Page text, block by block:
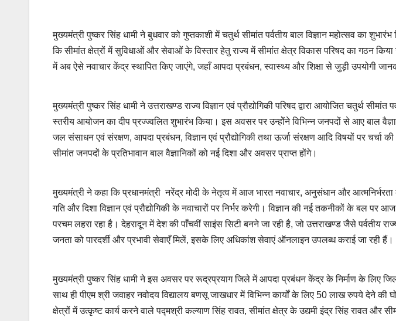
मुख्यमंत्री पुष्कर सिंह धामी ने बुधवार को गुप्तकाशी में चतुर्थ सीमांत पर्वतीय बाल विज्ञान महोत्सव का
कि सीमांत क्षेत्रों में सुविधाओं और सेवाओं के विस्तार हेतु राज्य में सीमांत क्षेत्र विकास परिषद का गठन
में अब ऐसे नवाचार केंद्र स्थापित किए जाएंगे, जहाँ आपदा प्रबंधन, स्वास्थ्य और शिक्षा से जुड़ी उपयोगी
मुख्यमंत्री पुष्कर सिंह धामी ने उत्तराखण्ड राज्य विज्ञान एवं प्रौद्योगिकी परिषद द्वारा आयोजित चतुर्थ सीमांत
स्तरीय आयोजन का दीप प्रज्ज्वलित शुभारंभ किया। इस अवसर पर उन्होेंने विभिन्न जनपदों से आए बाल
जल संसाधन एवं संरक्षण, आपदा प्रबंधन, विज्ञान एवं प्रौद्योगिकी तथा ऊर्जा संरक्षण आदि विषयों पर
सीमांत जनपदों के प्रतिभावान बाल वैज्ञानिकों को नई दिशा और अवसर प्राप्त होंगे।
मुख्यमंत्री ने कहा कि प्रधानमंत्री नरेंद्र मोदी के नेतृत्व में आज भारत नवाचार, अनुसंधान और
गति और दिशा विज्ञान एवं प्रौद्योगिकी के नवाचारों पर निर्भर करेगी। विज्ञान की नई तकनीकों के बल पर
परचम लहरा रहा है। देहरादून में देश की पाँचवीं साइंस सिटी बनने जा रही है, जो उत्तराखण्ड जैसे पर्वतीय
जनता को पारदर्शी और प्रभावी सेवाएँ मिलें, इसके लिए अधिकांश सेवाएं ऑनलाइन उपलब्ध कराई जा रही हैं।
मुख्यमंत्री पुष्कर सिंह धामी ने इस अवसर पर रूद्रप्रयाग जिले में आपदा प्रबंधन केंद्र के निर्माण के लिए
साथ ही पीएम श्री जवाहर नवोदय विद्यालय बणसू जाखधार में विभिन्न कार्यों के लिए 50 लाख रुपये देने की
क्षेत्रों में उत्कृष्ट कार्य करने वाले पद्मश्री कल्याण सिंह रावत, सीमांत क्षेत्र के उद्यमी इंद्र सिंह रावत और